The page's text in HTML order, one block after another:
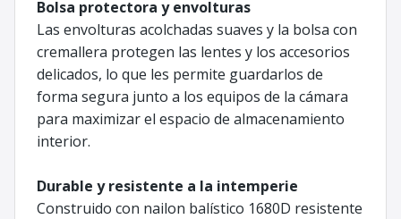
Bolsa protectora y envolturas
Las envolturas acolchadas suaves y la bolsa con
cremallera protegen las lentes y los accesorios
delicados, lo que les permite guardarlos de
forma segura junto a los equipos de la cámara
para maximizar el espacio de almacenamiento
interior.
Durable y resistente a la intemperie
Construido con nailon balístico 1680D resistente